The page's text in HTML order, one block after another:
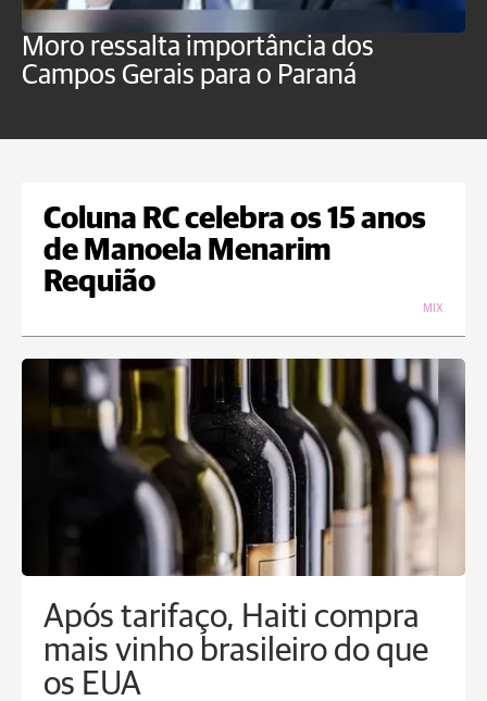
Moro ressalta importância dos
Campos Gerais para o Paraná
Coluna RC celebra os 15 anos
de Manoela Menarim
Requião
MIX
Após tarifaço, Haiti compra
mais vinho brasileiro do que
os EUA